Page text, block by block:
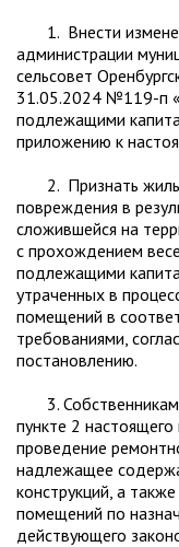
1. Внести
администрации
сельсовет
31.05.2024 №119-п
подлежащими
приложению к
2. Признать
повреждения в
сложившейся на
с прохождением
подлежащими
утраченных в
помещений в
требованиями,
постановлению.
3. Собственникам
пункте 2
проведение
надлежащее
конструкций, а
помещений по
действующего